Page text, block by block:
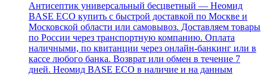
Антисептик универсальный бесцветный — Неомид
BASE ECO купить с быстрой доставкой по Москве и
Московской области или самовывоз. Доставляем товары
по России через транспортную компанию. Оплата
наличными, по квитанции через онлайн-банкинг или в
кассе любого банка. Возврат или обмен в течение 7
дней. Неомид BASE ECO в наличие и на данным